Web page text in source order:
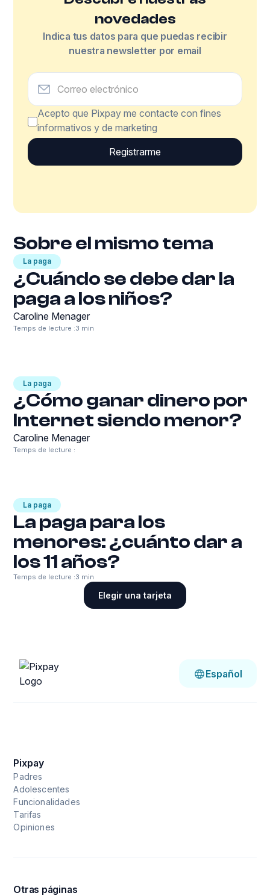
novedades
Indica tus datos para que puedas recibir
nuestra newsletter por email
Acepto que Pixpay me contacte con fines
informativos y de marketing
Sobre el mismo tema
La paga
¿Cuándo se debe dar la
paga a los niños?
Caroline Menager
Temps de lecture :3 min
La paga
¿Cómo ganar dinero por
Internet siendo menor?
Caroline Menager
Temps de lecture :
La paga
La paga para los
menores: ¿cuánto dar a
los 11 años?
Temps de lecture :3 min
Elegir una tarjeta
Español
Pixpay
Padres
Adolescentes
Funcionalidades
Tarifas
Opiniones
Otras páginas